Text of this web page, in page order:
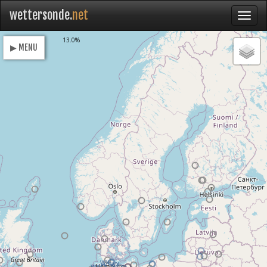
wettersonde.net
▶ MENU
13.0%